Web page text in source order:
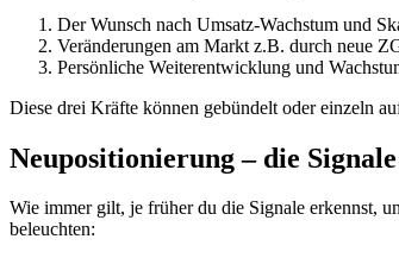
Der Wunsch nach Umsatz-Wachstum und
Veränderungen am Markt z.B. durch neue
Persönliche Weiterentwicklung und
Diese drei Kräfte können gebündelt oder einzeln
Neupositionierung – die
Wie immer gilt, je früher du die Signale erkennst,
beleuchten: